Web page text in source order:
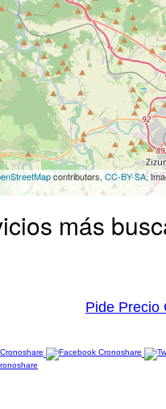
contributors, CC-BY-SA,
más
Pide Precio